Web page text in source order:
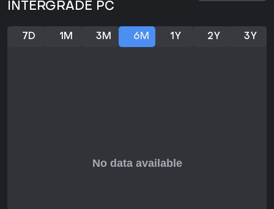
INTERGRADE PC
7D 1M 3M 6M 1Y 2Y 3Y